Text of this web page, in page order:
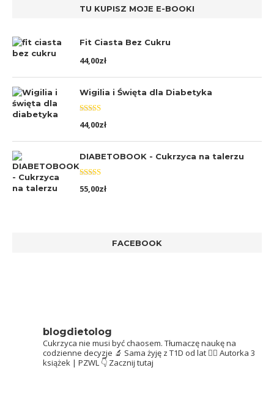
TU KUPISZ MOJE E-BOOKI
Fit Ciasta Bez Cukru
44,00zł
Wigilia i Święta dla Diabetyka
Oceniono
5.00na 5
44,00zł
DIABETOBOOK - Cukrzyca na talerzu
Oceniono
5.00na 5
55,00zł
FACEBOOK
blogdietolog
Cukrzyca nie musi być chaosem. Tłumaczę naukę na
codzienne decyzje 🔬 Sama żyję z T1D od lat 👩‍⚕️ Autorka 3
książek | PZWL 👇 Zacznij tutaj